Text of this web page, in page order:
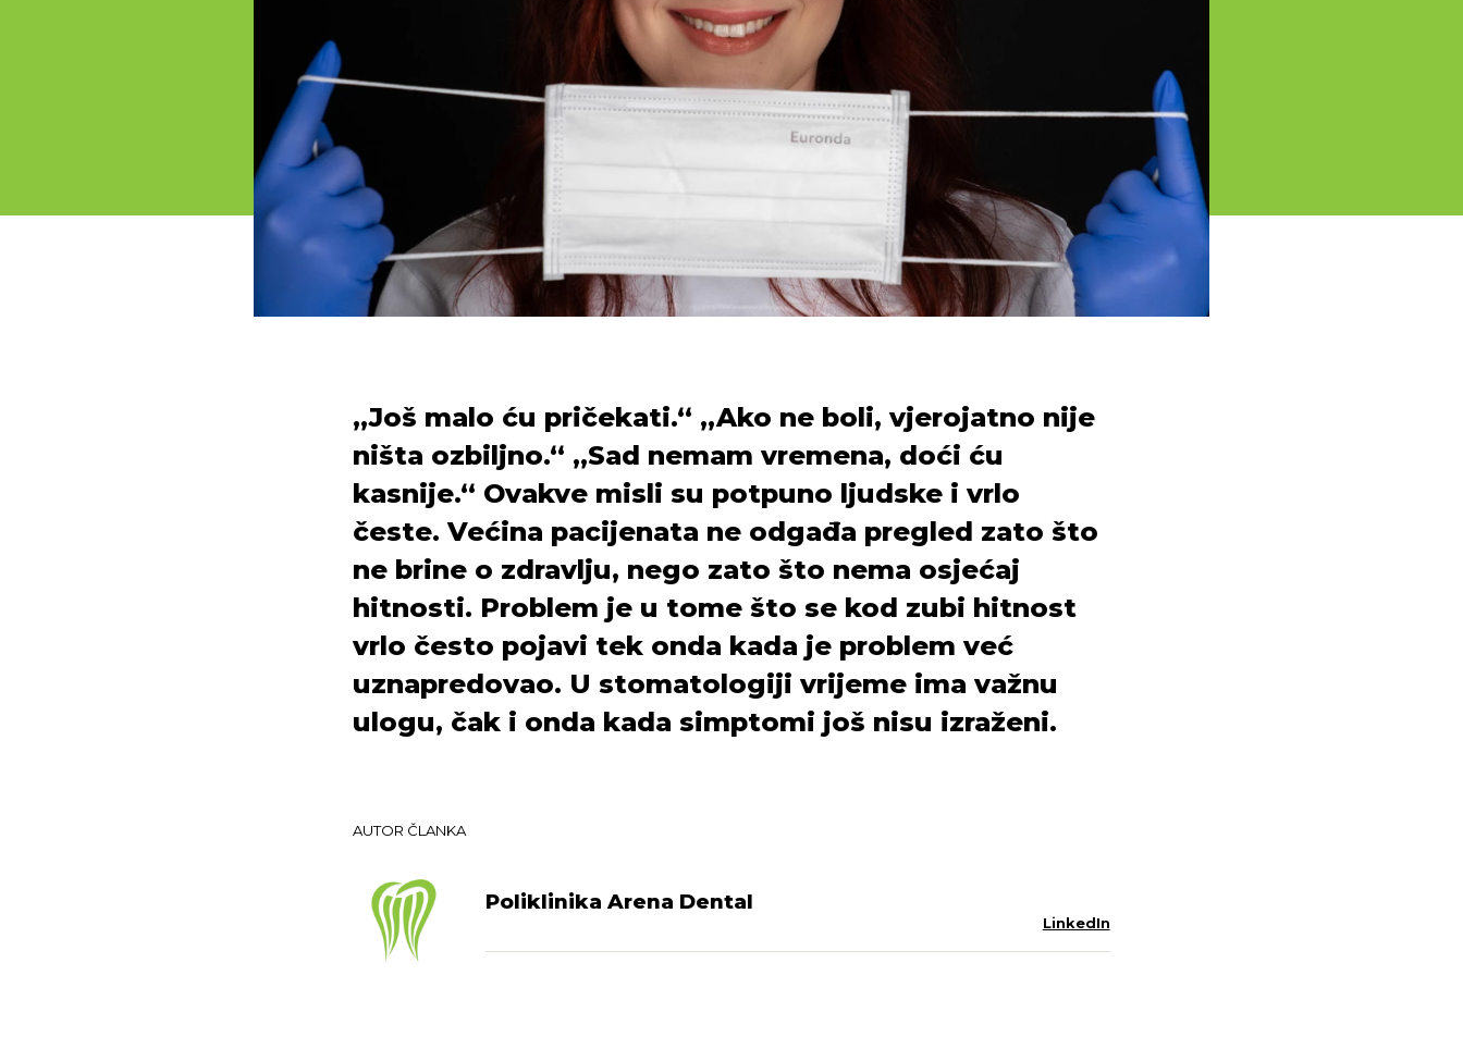
„Još malo ću pričekati.“ „Ako ne boli, vjerojatno nije
ništa ozbiljno.“ „Sad nemam vremena, doći ću
kasnije.“ Ovakve misli su potpuno ljudske i vrlo
česte. Većina pacijenata ne odgađa pregled zato što
ne brine o zdravlju, nego zato što nema osjećaj
hitnosti. Problem je u tome što se kod zubi hitnost
vrlo često pojavi tek onda kada je problem već
uznapredovao. U stomatologiji vrijeme ima važnu
ulogu, čak i onda kada simptomi još nisu izraženi.
AUTOR ČLANKA
Poliklinika Arena Dental
LinkedIn